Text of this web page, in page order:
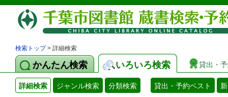
検索トップ> 詳細検索
かんたん検索 いろいろ検索 貸出・
詳細検索 ジャンル検索 分類検索 貸出・予約ベスト